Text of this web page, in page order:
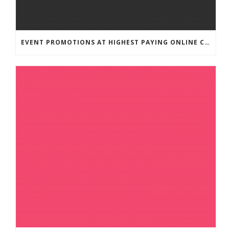
EVENT PROMOTIONS AT HIGHEST PAYING ONLINE CASINOS WITH BEST RTP